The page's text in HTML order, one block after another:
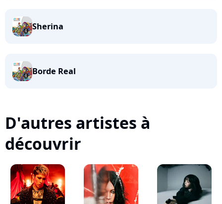
Sherina
Borde Real
D'autres artistes à
découvrir